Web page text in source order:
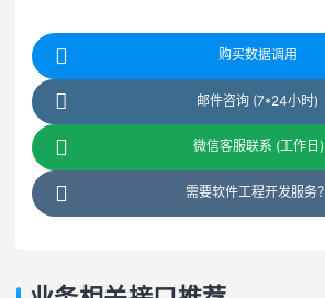
购买数据调用
邮件咨询 (7*24小时)
微信客服联系 (工作日)
需要软件工程开发服务？